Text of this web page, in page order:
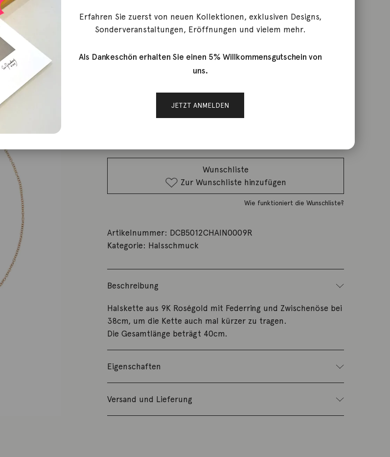
Dodo
Halskette 40cm 9K Roségold
Roségold
Menge
Wunschliste
Zur Wunschliste hinzufügen
Wie funktioniert die Wunschliste?
Artikelnummer: DCB5012CHAIN0009R
Kategorie: Halsschmuck
Beschreibung
Halskette aus 9K Roségold mit Federring und Zwischenöse bei
38cm, um die Kette auch mal kürzer zu tragen.
Die Gesamtlänge beträgt 40cm.
Eigenschaften
Versand und Lieferung
Erfahren Sie zuerst von neuen Kollektionen, exklusiven Designs,
Sonderveranstaltungen, Eröffnungen und vielem mehr.
Als Dankeschön erhalten Sie einen 5% Willkommensgutschein von
uns.
JETZT ANMELDEN